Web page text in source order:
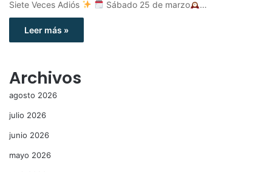
Siete Veces Adiós
Sábado 25 de marzo …
Leer más »
Archivos
agosto 2026
julio 2026
junio 2026
mayo 2026